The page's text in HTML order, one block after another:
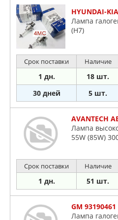
HYUNDAI-
Лампа
(H7)
Срок поставки Наличие
1 дн. 18 шт.
30 дней 5 шт.
AVANTECH
Лампа
55W (85W)
Срок поставки Наличие
1 дн. 51 шт.
GM 93190461
Лампа